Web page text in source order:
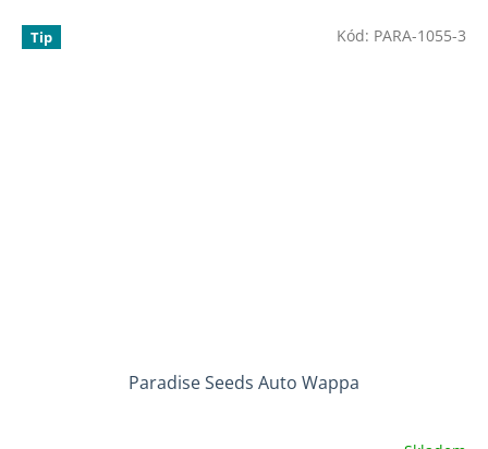
Tip
Paradise Seeds Auto Wappa
Kód: PARA-1055-3